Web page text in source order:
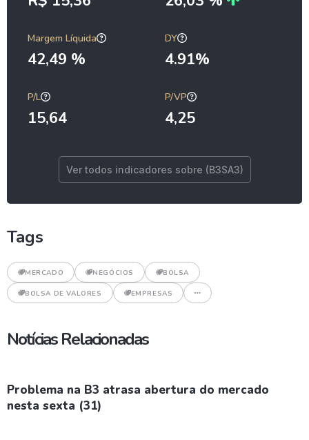
Margem Líquida
42,49 %
DY
4.91%
P/L
15,64
P/VP
4,25
Ver todos indicadores sobre (B3SA3)
Tags
MERCADO NEGÓCIOS BOLSA
BOLSA DE VALORES EMPRESAS
Notícias Relacionadas
Problema na B3 atrasa abertura do mercado
nesta sexta (31)